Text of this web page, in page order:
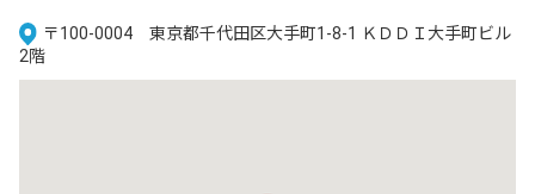
〒100-0004 東京都千代田区大手町1-8-1 ＫＤＤＩ大手町ビル
2階